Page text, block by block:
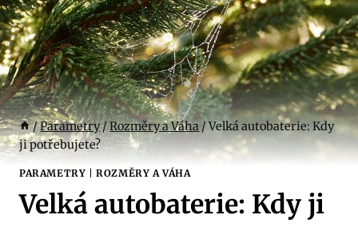
/Parametry/ Rozměry a Váha / Velká autobaterie: Kdy
ji potřebujete?
PARAMETRY |ROZMĚRY A VÁHA
Velká autobaterie: Kdy ji